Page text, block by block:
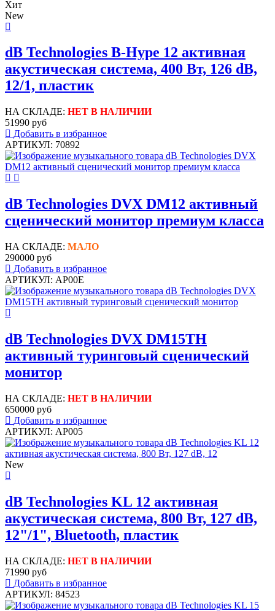
Хит
New
dB Technologies B-Hype 12 активная
акустическая система, 400 Вт, 126 dB,
12/1, пластик
НА СКЛАДЕ: НЕТ В НАЛИЧИИ
51990 руб
Добавить в избранное
АРТИКУЛ: 70892
dB Technologies DVX DM12 активный
сценический монитор премиум класса
НА СКЛАДЕ: МАЛО
290000 руб
Добавить в избранное
АРТИКУЛ: AP00E
dB Technologies DVX DM15TH
активный туринговый сценический
монитор
НА СКЛАДЕ: НЕТ В НАЛИЧИИ
650000 руб
Добавить в избранное
АРТИКУЛ: AP005
New
dB Technologies KL 12 активная
акустическая система, 800 Вт, 127 dB,
12"/1", Bluetooth, пластик
НА СКЛАДЕ: НЕТ В НАЛИЧИИ
71990 руб
Добавить в избранное
АРТИКУЛ: 84523